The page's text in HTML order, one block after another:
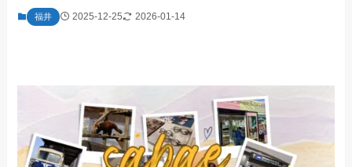
福井 2025-12-25 2026-01-14